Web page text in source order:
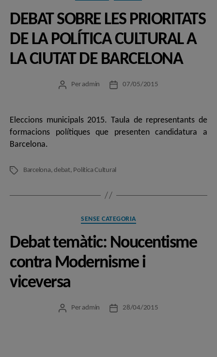
DEBAT SOBRE LES PRIORITATS
DE LA POLÍTICA CULTURAL A
LA CIUTAT DE BARCELONA
Autor
Per admin
Data07/05/2015
Eleccions municipals 2015. Taula de representants de
formacions polítiques que presenten candidatura a
Barcelona.
EtiquetesBarcelona,debat, Política Cultural
Categories
SENSE CATEGORIA
Debat temàtic: Noucentisme
contra Modernisme i
viceversa
Autor
Per admin
Data28/04/2015